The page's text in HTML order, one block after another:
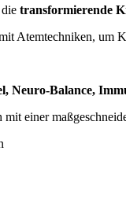
transformierende
Atemtechniken, um
Neuro-Balance,
einer